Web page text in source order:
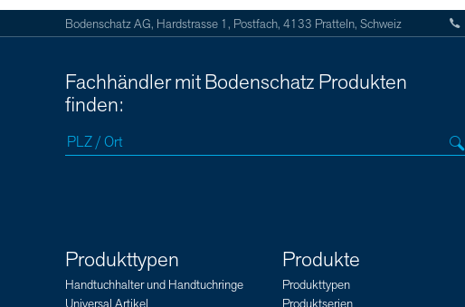
Bodenschatz AG, Hardstrasse 1, Postfach, 4133 Pratteln, Schweiz
Fachhändler mit Bodenschatz Produkten
finden:
Produkttypen
Handtuchhalter und Handtuchringe
Produkte
Produkttypen